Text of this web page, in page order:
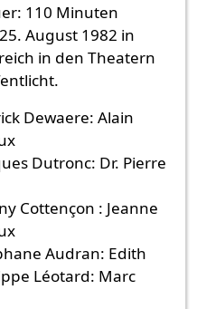
110 Minuten
August 1982 in
in den Theatern
Dewaere: Alain
Dutronc: Dr. Pierre
Cottençon : Jeanne
Audran: Edith
Léotard: Marc